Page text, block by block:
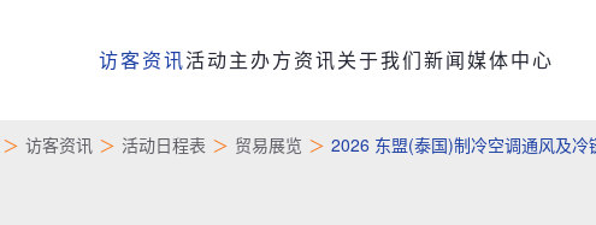
访客资讯活动主办方资讯关于我们新闻媒体中心
访客资讯 活动日程表 贸易展览 2026 东盟(泰国)制冷空调通风及冷